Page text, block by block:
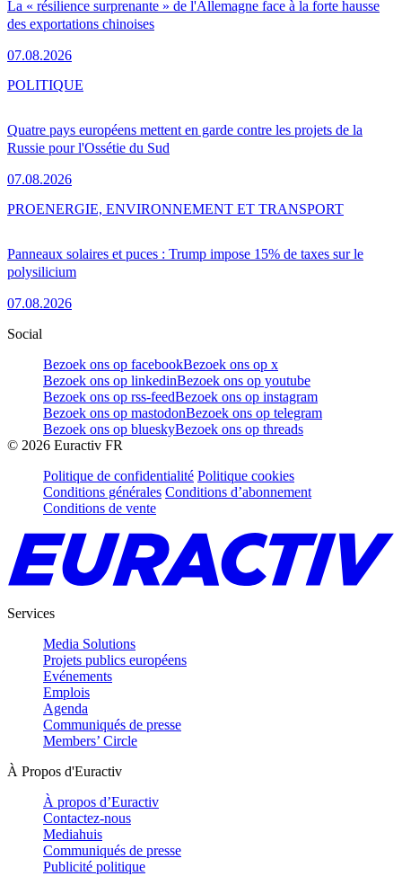
La « résilience surprenante » de l'Allemagne face à la forte hausse
des exportations chinoises
07.08.2026
Quatre pays européens mettent en garde contre les projets de la
Russie pour l'Ossétie du Sud
07.08.2026
POLITIQUE
Panneaux solaires et puces : Trump impose 15% de taxes sur le
polysilicium
07.08.2026
PROENERGIE, ENVIRONNEMENT ET TRANSPORT
Social
Bezoek ons op facebookBezoek ons op x
Bezoek ons op linkedinBezoek ons op youtube
Bezoek ons op rss-feedBezoek ons op instagram
Bezoek ons op mastodonBezoek ons op telegram
Bezoek ons op blueskyBezoek ons op threads
© 2026 Euractiv FR
Politique de confidentialité Politique cookies
Conditions générales Conditions d’abonnement
Conditions de vente
Services
Media Solutions
Projets publics européens
Evénements
Emplois
Agenda
Communiqués de presse
Members’ Circle
À Propos d'Euractiv
À propos d’Euractiv
Contactez-nous
Mediahuis
Communiqués de presse
Publicité politique